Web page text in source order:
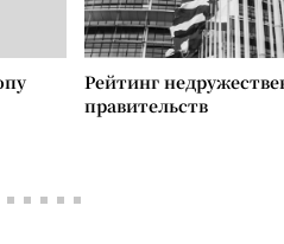
Рейтинг
правительств